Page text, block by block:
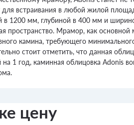
встраивания в любой жилой
в 1200 мм, глубиной в 400 мм и
пространство. Мрамор, как
камина, требующего
стоит отметить, что данная
на 1 год, каминная облицовка Adonis
цену